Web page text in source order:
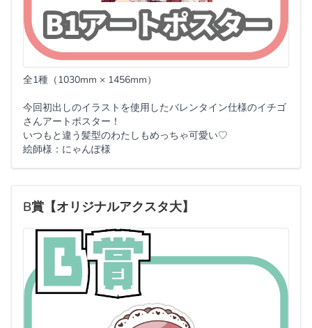
全1種（1030mm × 1456mm）
今回初出しのイラストを使用したバレンタイン仕様のイチゴ
さんアートポスター！
いつもと違う髪型のわたしもめっちゃ可愛い♡
絵師様：にゃんぽ様
B賞【オリジナルアクスタ大】